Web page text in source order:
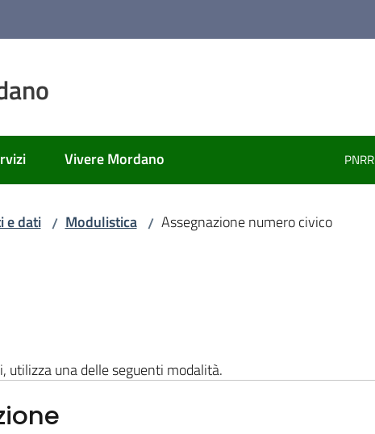
Vivere Mordano PNRR
e dati / Modulistica / Assegnazione numero civico
utilizza una delle seguenti modalità.